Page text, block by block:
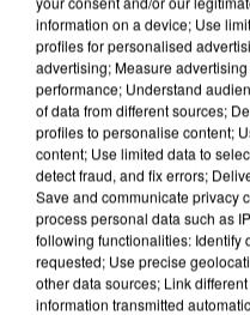
information on a device; Use
profiles for personalised
advertising; Measure
performance; Understand
of data from different sources;
profiles to personalise content;
content; Use limited data to
detect fraud, and fix errors;
Save and communicate privacy
process personal data such as
following functionalities: Identify
requested; Use precise
other data sources; Link
information transmitted